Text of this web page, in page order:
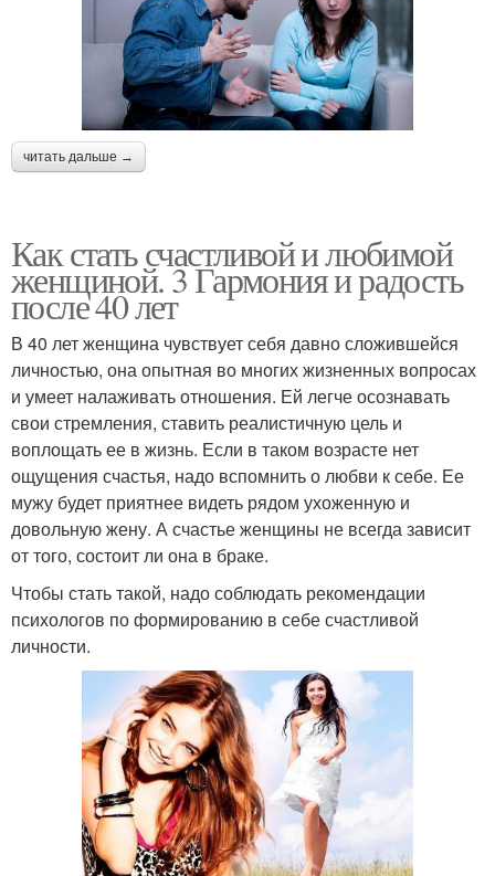
читать дальше →
Как стать счастливой и любимой
женщиной. 3 Гармония и радость
после 40 лет
В 40 лет женщина чувствует себя давно сложившейся
личностью, она опытная во многих жизненных вопросах
и умеет налаживать отношения. Ей легче осознавать
свои стремления, ставить реалистичную цель и
воплощать ее в жизнь. Если в таком возрасте нет
ощущения счастья, надо вспомнить о любви к себе. Ее
мужу будет приятнее видеть рядом ухоженную и
довольную жену. А счастье женщины не всегда зависит
от того, состоит ли она в браке.
Чтобы стать такой, надо соблюдать рекомендации
психологов по формированию в себе счастливой
личности.